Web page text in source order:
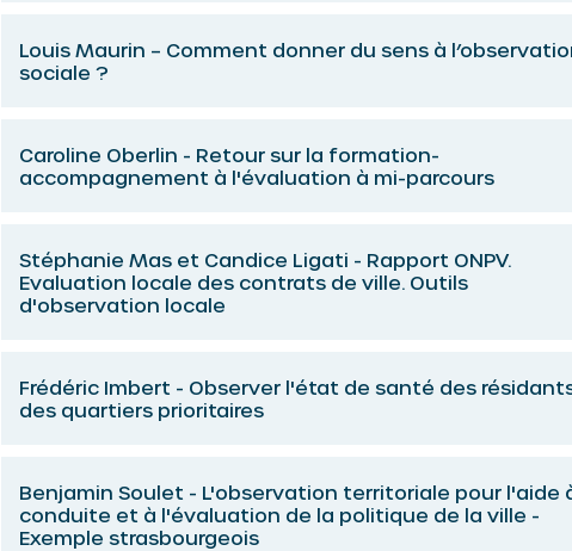
Louis Maurin – Comment donner du sens à
sociale ?
Caroline Oberlin - Retour sur la formation-
accompagnement à l'évaluation à mi-parcours
Stéphanie Mas et Candice Ligati - Rapport ONPV.
Evaluation locale des contrats de ville. Outils
d'observation locale
Frédéric Imbert - Observer l'état de santé des
des quartiers prioritaires
Benjamin Soulet - L'observation territoriale pour l'aide
conduite et à l'évaluation de la politique de la ville -
Exemple strasbourgeois